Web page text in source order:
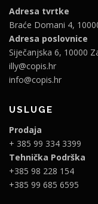
Adresa tvrtke
Braće Domani 4,
Adresa poslovnice
Siječanjska 6, 10000
illy@copis.hr
info@copis.hr
USLUGE
Prodaja
+ 385 99 334 3399
Tehnička Podrška
+385 98 228 154
+385 99 685 6595